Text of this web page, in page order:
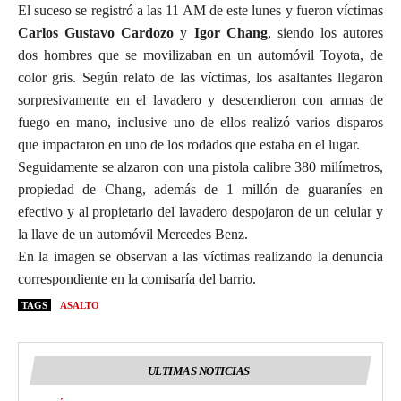
El suceso se registró a las 11 AM de este lunes y fueron víctimas
Carlos Gustavo Cardozo y Igor Chang, siendo los autores
dos hombres que se movilizaban en un automóvil Toyota, de
color gris. Según relato de las víctimas, los asaltantes llegaron
sorpresivamente en el lavadero y descendieron con armas de
fuego en mano, inclusive uno de ellos realizó varios disparos
que impactaron en uno de los rodados que estaba en el lugar.
Seguidamente se alzaron con una pistola calibre 380 milímetros,
propiedad de Chang, además de 1 millón de guaraníes en
efectivo y al propietario del lavadero despojaron de un celular y
la llave de un automóvil Mercedes Benz.
En la imagen se observan a las víctimas realizando la denuncia
correspondiente en la comisaría del barrio.
TAGS ASALTO
ULTIMAS NOTICIAS